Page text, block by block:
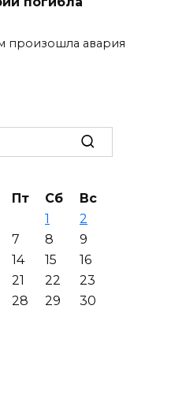
произошла авария
Пт Сб
Вс
1
2
7 8
9
14 15
16
21 22
23
28 29
30